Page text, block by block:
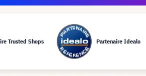
Trusted Shops Partenaire Idealo